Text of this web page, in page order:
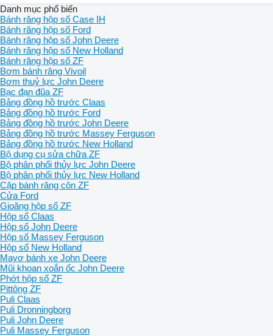
Danh mục phổ biến
Bánh răng hộp số Case IH
Bánh răng hộp số Ford
Bánh răng hộp số John Deere
Bánh răng hộp số New Holland
Bánh răng hộp số ZF
Bơm bánh răng Vivoil
Bơm thuỷ lực John Deere
Bạc đạn đũa ZF
Bảng đồng hồ trước Claas
Bảng đồng hồ trước Ford
Bảng đồng hồ trước John Deere
Bảng đồng hồ trước Massey Ferguson
Bảng đồng hồ trước New Holland
Bộ dụng cụ sửa chữa ZF
Bộ phân phối thủy lực John Deere
Bộ phân phối thủy lực New Holland
Cặp bánh răng côn ZF
Cửa Ford
Gioăng hộp số ZF
Hộp số Claas
Hộp số John Deere
Hộp số Massey Ferguson
Hộp số New Holland
Mayơ bánh xe John Deere
Mũi khoan xoắn ốc John Deere
Phớt hộp số ZF
Pittông ZF
Puli Claas
Puli Dronningborg
Puli John Deere
Puli Massey Ferguson